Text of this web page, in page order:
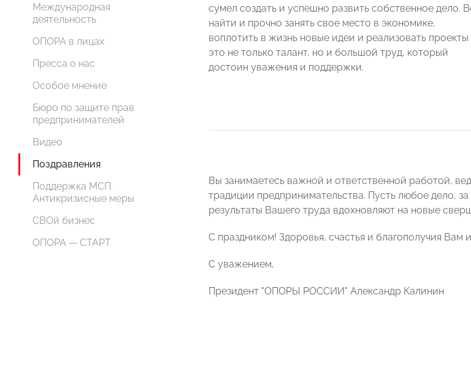
Международная
деятельность
ОПОРА в лицах
Пресса о нас
Особое мнение
Бюро по защите прав
предпринимателей
Видео
Поздравления
Поддержка МСП.
Антикризисные меры
СВОй бизнес
ОПОРА — СТАРТ
сумел создать и успешно развить собственное дело.
найти и прочно занять свое место в экономике,
воплотить в жизнь новые идеи и реализовать
это не только талант, но и большой труд, который
достоин уважения и поддержки.
Вы занимаетесь важной и ответственной работой,
традиции предпринимательства. Пусть любое дело,
результаты Вашего труда вдохновляют на новые
С праздником! Здоровья, счастья и благополучия Вам
С уважением,
Президент "ОПОРЫ РОССИИ" Александр Калинин